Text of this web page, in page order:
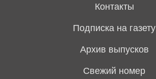
Контакты
Подписка на газету
Архив выпусков
Свежий номер